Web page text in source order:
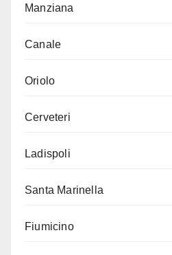
Manziana
Canale
Oriolo
Cerveteri
Ladispoli
Santa Marinella
Fiumicino